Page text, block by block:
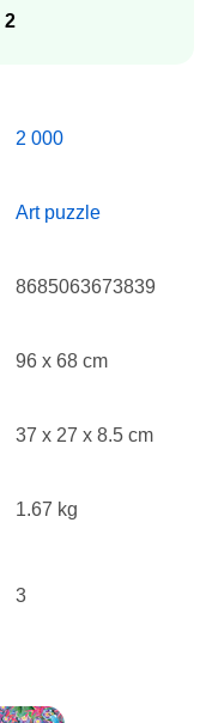
2
2 000
Art puzzle
8685063673839
96 x 68 cm
37 x 27 x 8.5 cm
1.67 kg
3